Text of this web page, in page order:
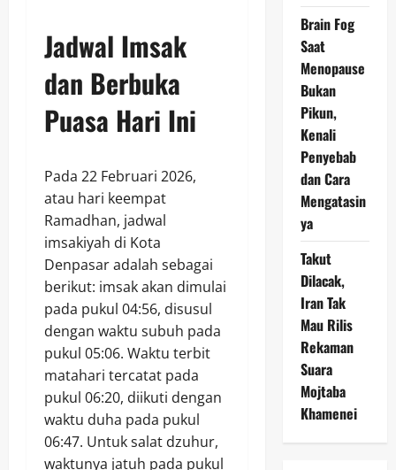
Jadwal Imsak
dan Berbuka
Puasa Hari Ini
Pada 22 Februari 2026,
atau hari keempat
Ramadhan, jadwal
imsakiyah di Kota
Denpasar adalah sebagai
berikut: imsak akan dimulai
pada pukul 04:56, disusul
dengan waktu subuh pada
pukul 05:06. Waktu terbit
matahari tercatat pada
pukul 06:20, diikuti dengan
waktu duha pada pukul
06:47. Untuk salat dzuhur,
waktunya jatuh pada pukul
Brain Fog
Saat
Menopause
Bukan
Pikun,
Kenali
Penyebab
dan Cara
Mengatasin
ya
Takut
Dilacak,
Iran Tak
Mau Rilis
Rekaman
Suara
Mojtaba
Khamenei